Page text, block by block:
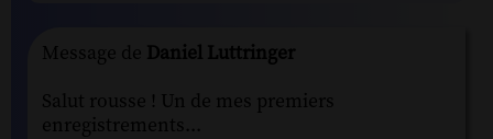
Message de Daniel Luttringer
Salut rousse ! Un de mes premiers
enregistrements...